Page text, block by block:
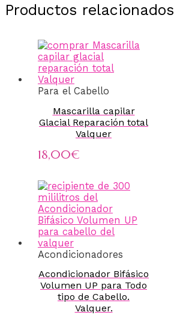
Productos relacionados
Para el Cabello
Mascarilla capilar
Glacial Reparación total
Valquer
18,00€
Acondicionadores
Acondicionador Bifásico
Volumen UP para Todo
tipo de Cabello.
Valquer.